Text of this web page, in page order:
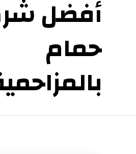
أفضل
حمام
بالمزاحمية